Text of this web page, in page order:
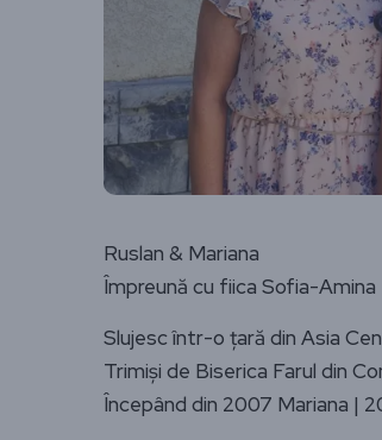
Ruslan & Mariana
Împreună cu fiica Sofia-Amina
Slujesc într-o țară din Asia
Trimiși de Biserica Farul din
Începând din 2007 Mariana |